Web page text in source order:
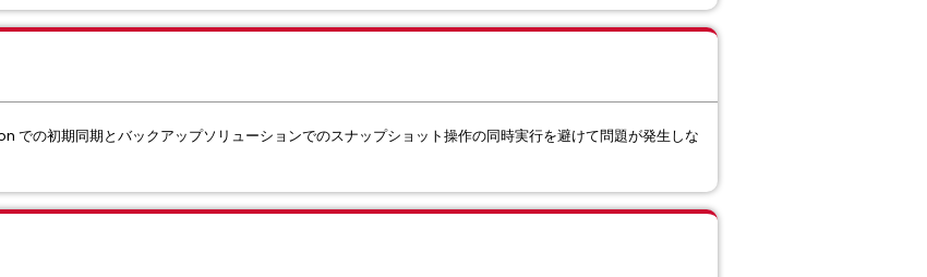
の初期同期とバックアップソリューションでのスナップショット操作の同時実行を避けて問題が発生しな